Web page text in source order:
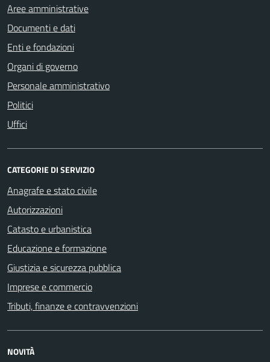
Aree amministrative
Documenti e dati
Enti e fondazioni
Organi di governo
Personale amministrativo
Politici
Uffici
CATEGORIE DI SERVIZIO
Anagrafe e stato civile
Autorizzazioni
Catasto e urbanistica
Educazione e formazione
Giustizia e sicurezza pubblica
Imprese e commercio
Tributi, finanze e contravvenzioni
NOVITÀ